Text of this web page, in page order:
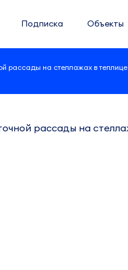
Подписка Объекты
рассады на стеллажах в теплице